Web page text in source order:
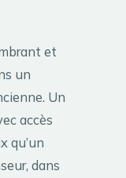
et
un
Un
accès
qu’un
dans